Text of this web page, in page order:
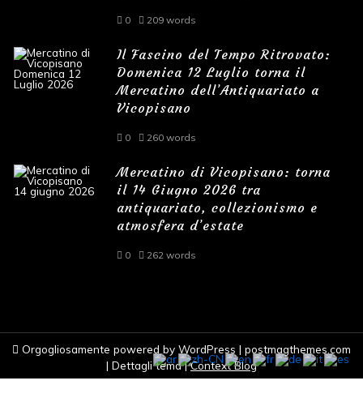
0 209 words
Il Fascino del Tempo Ritrovato:
Domenica 12 Luglio torna il
Mercatino dell’Antiquariato a
Vicopisano
0 260 words
Mercatino di Vicopisano: torna
il 14 Giugno 2026 tra
antiquariato, collezionismo e
atmosfera d’estate
0 262 words
Orgogliosamente powered by WordPress | postmagthemes.com
| Dettagli tema|Context Blog